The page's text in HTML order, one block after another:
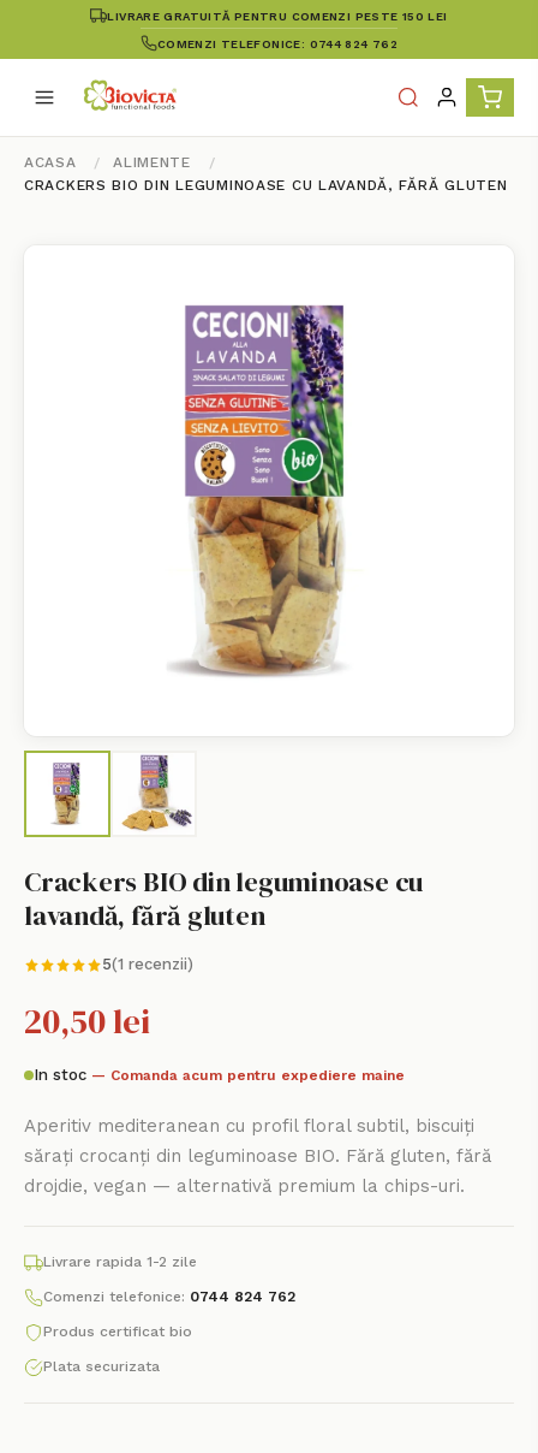
LIVRARE GRATUITĂ PENTRU COMENZI PESTE 150 LEI
COMENZI TELEFONICE: 0744 824 762
ACASA
ALIMENTE
CRACKERS BIO DIN LEGUMINOASE CU LAVANDĂ, FĂRĂ GLUTEN
Crackers BIO din leguminoase cu
lavandă, fără gluten
5(1 recenzii)
20,50 lei
In stoc — Comanda acum pentru expediere maine
Aperitiv mediteranean cu profil floral subtil, biscuiți
sărați crocanți din leguminoase BIO. Fără gluten, fără
drojdie, vegan — alternativă premium la chips-uri.
Livrare rapida 1-2 zile
Comenzi telefonice: 0744 824 762
Produs certificat bio
Plata securizata